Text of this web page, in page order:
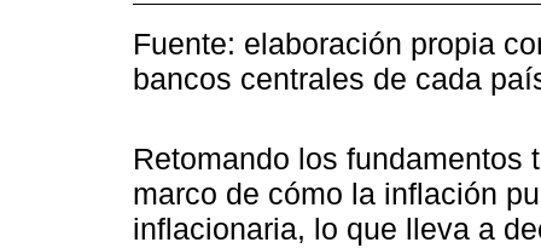
Fuente: elaboración propia
bancos centrales de cada
Retomando los fundamentos
marco de cómo la inflación
inflacionaria, lo que lleva a